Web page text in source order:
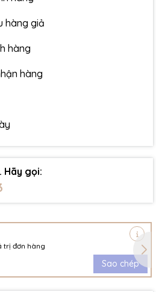
hàng giả
hàng
hàng
Hãy gọi:
trị đơn hàng
Sao chép